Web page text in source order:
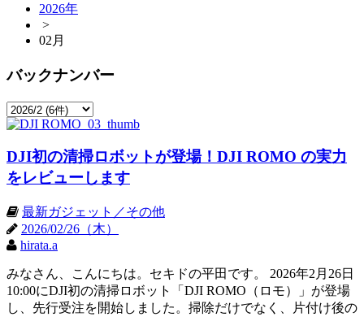
2026年
>
02月
バックナンバー
DJI初の清掃ロボットが登場！DJI ROMO の実力
をレビューします
最新ガジェット／その他
2026/02/26（木）
hirata.a
みなさん、こんにちは。セキドの平田です。 2026年2月26日
10:00にDJI初の清掃ロボット「DJI ROMO（ロモ）」が登場
し、先行受注を開始しました。掃除だけでなく、片付け後の